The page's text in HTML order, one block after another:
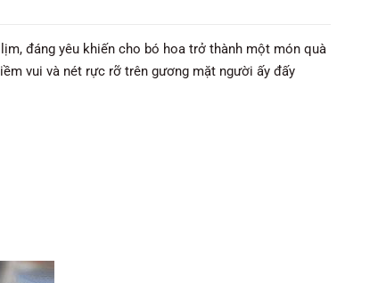
đáng yêu khiến cho bó hoa trở thành một món quà
vui và nét rực rỡ trên gương mặt người ấy đấy